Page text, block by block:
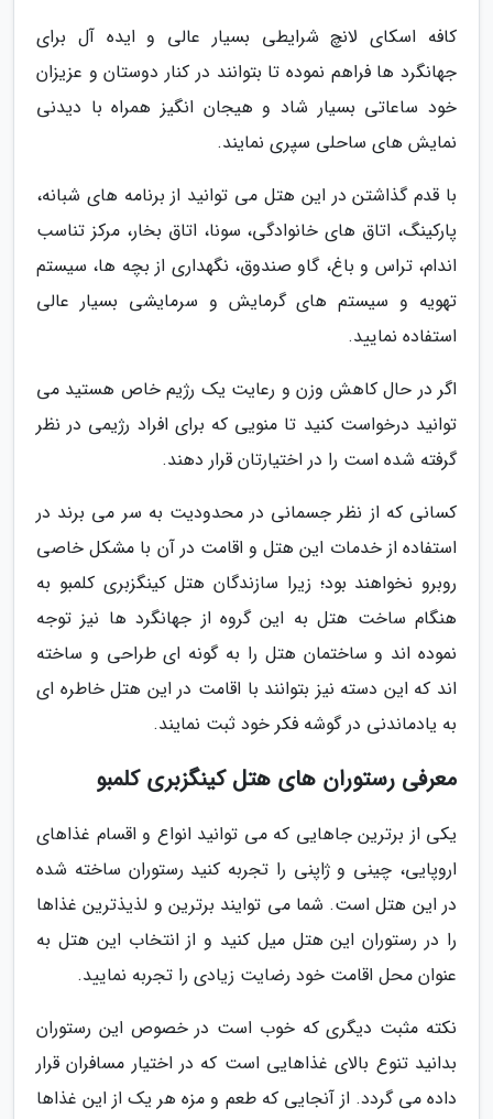
کافه اسکای لانچ شرایطی بسیار عالی و ایده آل برای
جهانگرد ها فراهم نموده تا بتوانند در کنار دوستان و عزیزان
خود ساعاتی بسیار شاد و هیجان انگیز همراه با دیدنی
نمایش های ساحلی سپری نمایند.
با قدم گذاشتن در این هتل می توانید از برنامه های شبانه،
پارکینگ، اتاق های خانوادگی، سونا، اتاق بخار، مرکز تناسب
اندام، تراس و باغ، گاو صندوق، نگهداری از بچه ها، سیستم
تهویه و سیستم های گرمایش و سرمایشی بسیار عالی
استفاده نمایید.
اگر در حال کاهش وزن و رعایت یک رژیم خاص هستید می
توانید درخواست کنید تا منویی که برای افراد رژیمی در نظر
گرفته شده است را در اختیارتان قرار دهند.
کسانی که از نظر جسمانی در محدودیت به سر می برند در
استفاده از خدمات این هتل و اقامت در آن با مشکل خاصی
روبرو نخواهند بود؛ زیرا سازندگان هتل کینگزبری کلمبو به
هنگام ساخت هتل به این گروه از جهانگرد ها نیز توجه
نموده اند و ساختمان هتل را به گونه ای طراحی و ساخته
اند که این دسته نیز بتوانند با اقامت در این هتل خاطره ای
به یادماندنی در گوشه فکر خود ثبت نمایند.
معرفی رستوران های هتل کینگزبری کلمبو
یکی از برترین جاهایی که می توانید انواع و اقسام غذاهای
اروپایی، چینی و ژاپنی را تجربه کنید رستوران ساخته شده
در این هتل است. شما می توایند برترین و لذیذترین غذاها
را در رستوران این هتل میل کنید و از انتخاب این هتل به
عنوان محل اقامت خود رضایت زیادی را تجربه نمایید.
نکته مثبت دیگری که خوب است در خصوص این رستوران
بدانید تنوع بالای غذاهایی است که در اختیار مسافران قرار
داده می گردد. از آنجایی که طعم و مزه هر یک از این غذاها